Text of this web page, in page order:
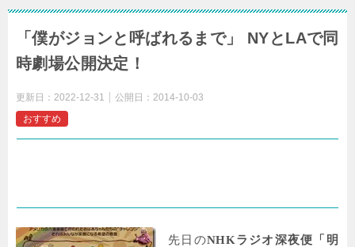
「僕がジョンと呼ばれるまで」 NYとLAで同
時劇場公開決定！
更新日： 2022-12-31 公開日： 2014-10-03
おすすめ
先日のNHKラジオ深夜便「明